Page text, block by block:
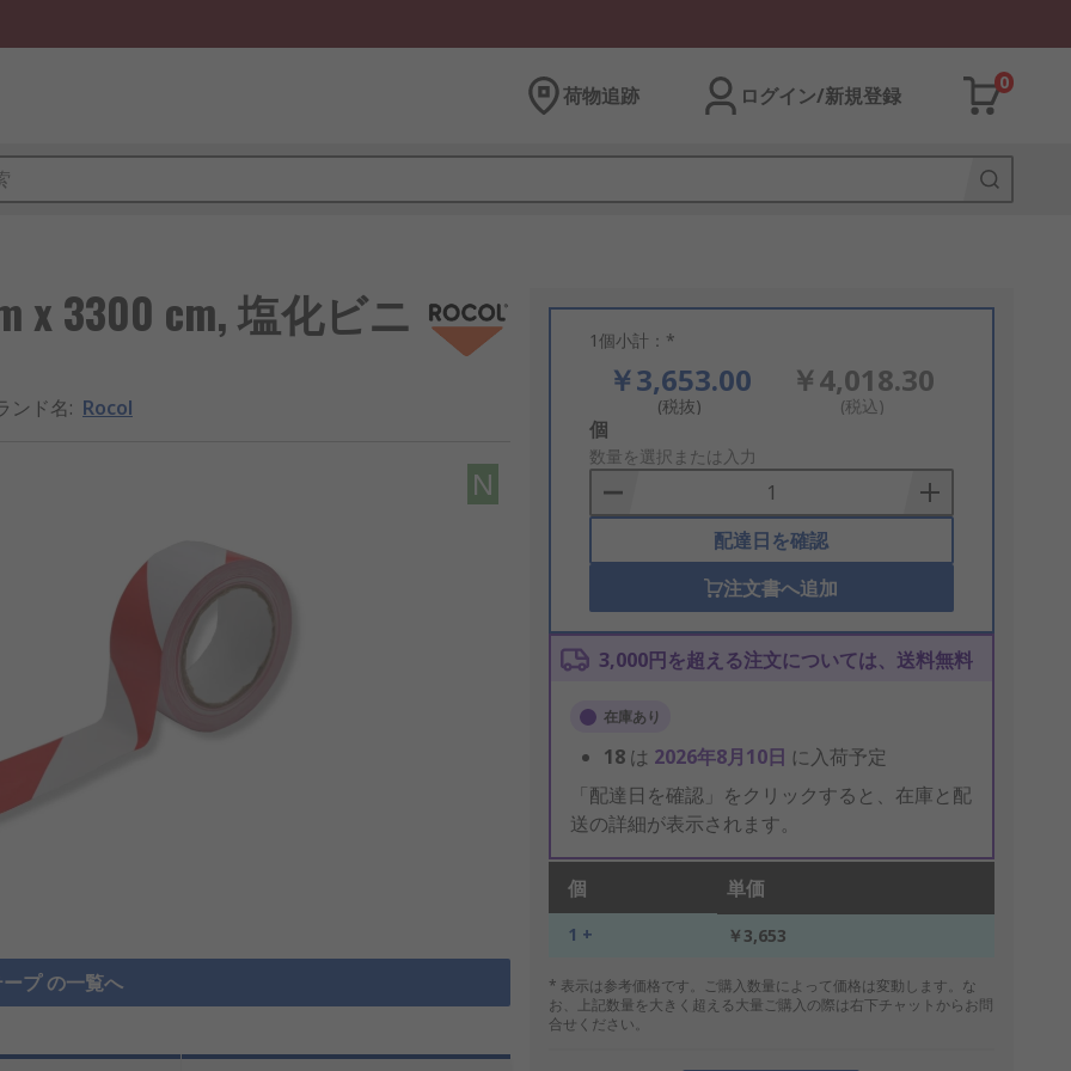
荷物追跡 ログイン/新規登録
0
x 3300 cm, 塩化ビニ
ンド名: Rocol
N
プ の一覧へ
1個小計：*
￥3,653.00
(税抜)
￥4,018.30
(税込)
Add
to
Basket
個
数量を選択または入力
配達日を確認
注文書へ追加
3,000円を超える注文については、送料無料
在庫あり
18 は 2026年8月10日 に入荷予定
「配達日を確認」をクリックすると、在庫と配
送の詳細が表示されます。
個 単価
1 + ￥3,653
* 表示は参考価格です。ご購入数量によって価格は変動します。な
お、上記数量を大きく超える大量ご購入の際は右下チャットからお問
合せください。